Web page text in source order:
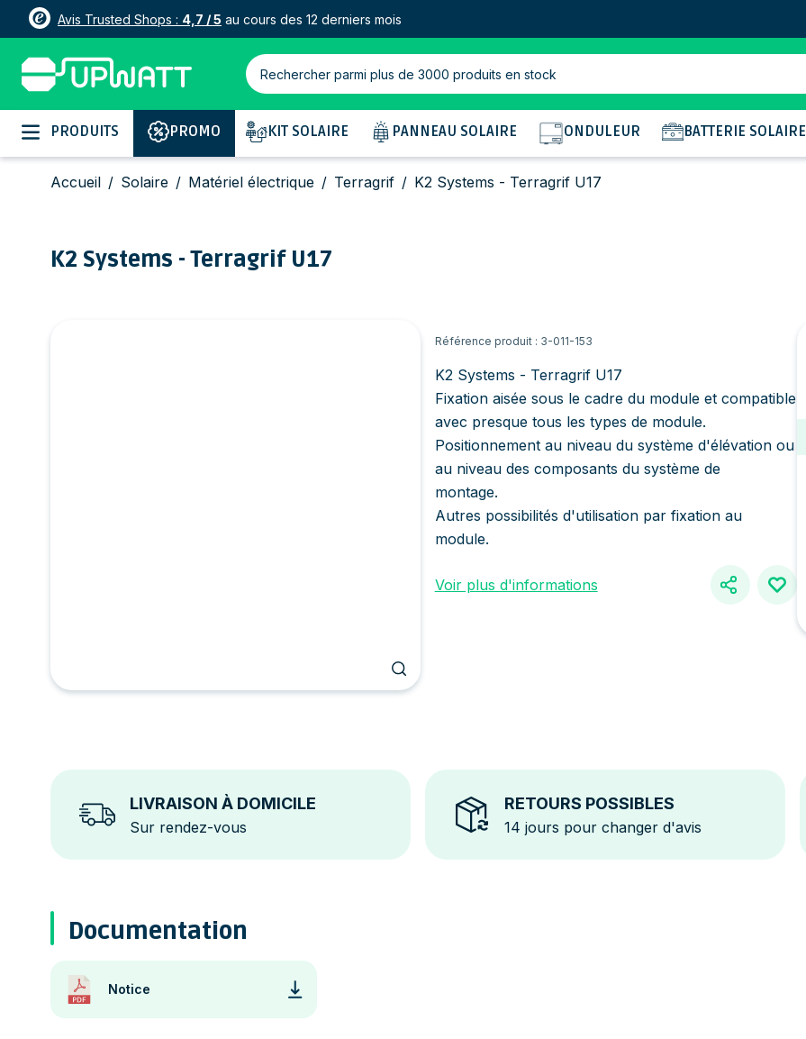
Avis Trusted Shops : 4,7 / 5 au cours des 12 derniers mois
Rechercher parmi plus de 3000 produits en stock
Allez au contenu
PRODUITS PROMO KIT SOLAIRE PANNEAU SOLAIRE ONDULEUR BATTERIE SOLAIRE
Accueil / Solaire / Matériel électrique / Terragrif / K2 Systems - Terragrif U17
K2 Systems - Terragrif U17
Référence produit : 3-011-153
K2 Systems - Terragrif U17
Fixation aisée sous le cadre du module et compatible
avec presque tous les types de module.
Positionnement au niveau du système d'élévation ou
au niveau des composants du système de
montage.
Autres possibilités d'utilisation par fixation au
module.
Voir plus d'informations
LIVRAISON À DOMICILE
Sur rendez-vous
RETOURS POSSIBLES
14 jours pour changer d'avis
Documentation
Notice